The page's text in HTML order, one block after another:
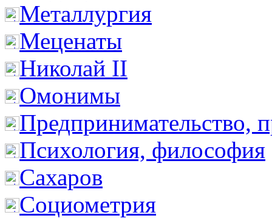
Металлургия
Меценаты
Николай II
Омонимы
Предпринимательство,
Психология, философия
Сахаров
Социометрия